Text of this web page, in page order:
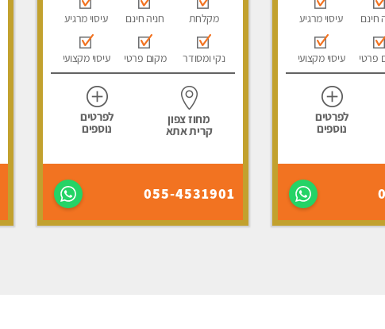
חינם עיסוי מרגיע
פרטי עיסוי מקצועי
לפרטים
נוספים
מקלחת חניה חינם עיסוי מרגיע
נקי ומסודר מקום פרטי עיסוי מקצועי
מחוז צפון
קרית אתא
לפרטים
נוספים
055-4531901